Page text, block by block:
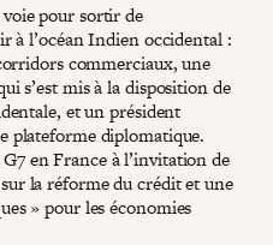
pour sortir de
à l’océan Indien occidental :
commerciaux, une
s’est mis à la disposition de
et un président
plateforme diplomatique.
en France à l’invitation de
la réforme du crédit et une
» pour les économies